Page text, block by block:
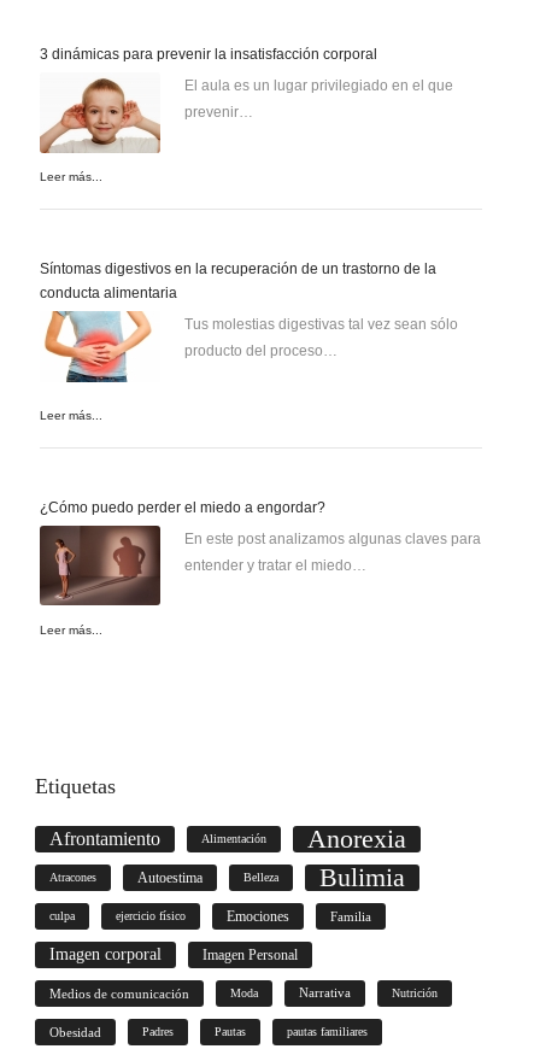
3 dinámicas para prevenir la insatisfacción corporal
El aula es un lugar privilegiado en el que
prevenir…
Leer más...
Síntomas digestivos en la recuperación de un trastorno de la
conducta alimentaria
Tus molestias digestivas tal vez sean sólo
producto del proceso…
Leer más...
¿Cómo puedo perder el miedo a engordar?
En este post analizamos algunas claves para
entender y tratar el miedo…
Leer más...
Etiquetas
Afrontamiento Alimentación Anorexia
Atracones Autoestima Belleza Bulimia
culpa ejercicio físico Emociones Familia
Imagen corporal Imagen Personal
Medios de comunicación Moda Narrativa Nutrición
Obesidad Padres Pautas pautas familiares